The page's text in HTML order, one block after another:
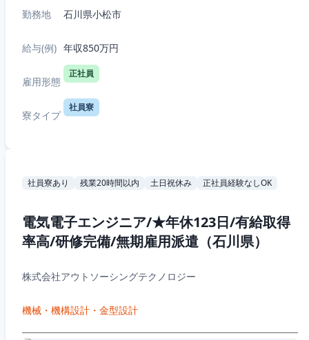
勤務地 石川県小松市
給与(例) 年収850万円
雇用形態
正社員
寮タイプ
社員寮
社員寮あり 残業20時間以内 土日祝休み 正社員経験なしOK
電気電子エンジニア/★年休123日/有給取得
率高/研修完備/無期雇用派遣（石川県）
株式会社アウトソーシングテクノロジー
機械・機構設計・金型設計